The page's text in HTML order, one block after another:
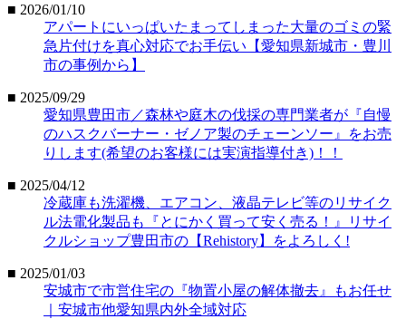
■ 2026/01/10
アパートにいっぱいたまってしまった大量のゴミの緊
急片付けを真心対応でお手伝い【愛知県新城市・豊川
市の事例から】
■ 2025/09/29
愛知県豊田市／森林や庭木の伐採の専門業者が『自慢
のハスクバーナー・ゼノア製のチェーンソー』をお売
りします(希望のお客様には実演指導付き)！！
■ 2025/04/12
冷蔵庫も洗濯機、エアコン、液晶テレビ等のリサイク
ル法電化製品も『とにかく買って安く売る！』リサイ
クルショップ豊田市の【Rehistory】をよろしく!
■ 2025/01/03
安城市で市営住宅の『物置小屋の解体撤去』もお任せ
｜安城市他愛知県内外全域対応